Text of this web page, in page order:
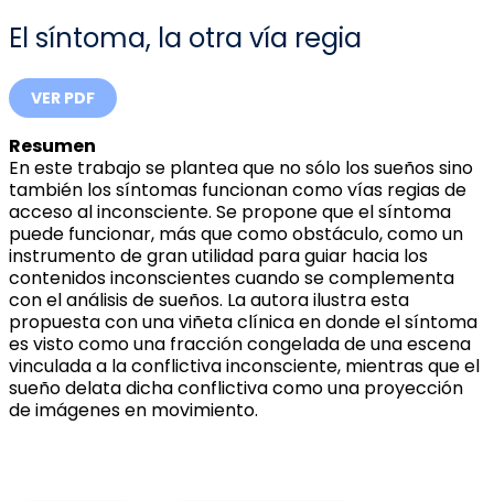
El síntoma, la otra vía regia
VER PDF
Resumen
En este trabajo se plantea que no sólo los sueños sino
también los síntomas funcionan como vías regias de
acceso al inconsciente. Se propone que el síntoma
puede funcionar, más que como obstáculo, como un
instrumento de gran utilidad para guiar hacia los
contenidos inconscientescuando se complementa
con el análisis de sueños. La autora ilustra esta
propuesta con una viñeta clínica en donde el síntoma
es visto como una fracción congelada de una escena
vinculada a la conflictiva inconsciente, mientras que el
sueño delata dicha conflictiva como una proyección
de imágenes en movimiento.